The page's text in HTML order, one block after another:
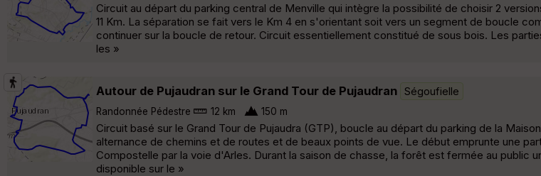
Circuit au départ du parking central de Menville qui intègre la possibilité de choisir 2
11 Km. La séparation se fait vers le Km 4 en s'orientant soit vers un segment de boucle
continuer sur la boucle de retour. Circuit essentiellement constitué de sous bois. Les
les »
Autour de Pujaudran sur le Grand Tour de Pujaudran Ségoufielle
Randonnée Pédestre 12 km 150 m
Circuit basé sur le Grand Tour de Pujaudra (GTP), boucle au départ du parking de la
alternance de chemins et de routes et de beaux points de vue. Le début emprunte une
Compostelle par la voie d'Arles. Durant la saison de chasse, la forêt est fermée au public
disponible sur le »